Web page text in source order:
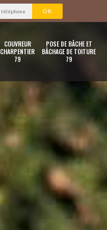
COUVREUR
CHARPENTIER
79
POSE DE BÂCHE ET
BÂCHAGE DE TOITURE
79